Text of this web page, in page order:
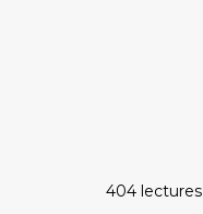
404 lectures